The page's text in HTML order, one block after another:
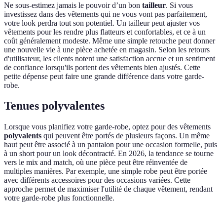
Ne sous-estimez jamais le pouvoir d’un bon tailleur. Si vous
investissez dans des vêtements qui ne vous vont pas parfaitement,
votre look perdra tout son potentiel. Un tailleur peut ajuster vos
vêtements pour les rendre plus flatteurs et confortables, et ce à un
coût généralement modeste. Même une simple retouche peut donner
une nouvelle vie à une pièce achetée en magasin. Selon les retours
d'utilisateur, les clients notent une satisfaction accrue et un sentiment
de confiance lorsqu'ils portent des vêtements bien ajustés. Cette
petite dépense peut faire une grande différence dans votre garde-
robe.
Tenues polyvalentes
Lorsque vous planifiez votre garde-robe, optez pour des vêtements
polyvalents qui peuvent être portés de plusieurs façons. Un même
haut peut être associé à un pantalon pour une occasion formelle, puis
à un short pour un look décontracté. En 2026, la tendance se tourne
vers le mix and match, où une pièce peut être réinventée de
multiples manières. Par exemple, une simple robe peut être portée
avec différents accessoires pour des occasions variées. Cette
approche permet de maximiser l'utilité de chaque vêtement, rendant
votre garde-robe plus fonctionnelle.